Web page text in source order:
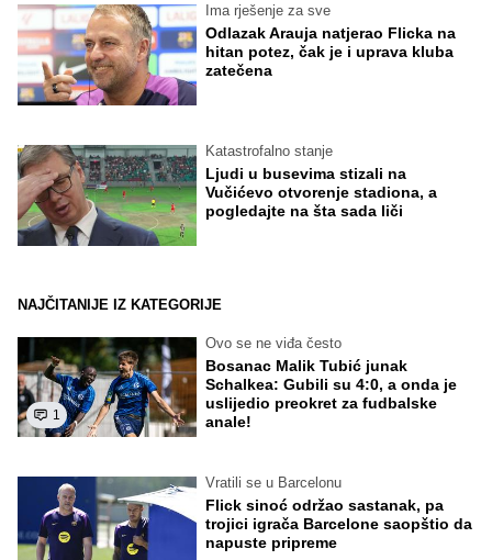
Ima rješenje za sve
Odlazak Arauja natjerao Flicka na
hitan potez, čak je i uprava kluba
zatečena
Katastrofalno stanje
Ljudi u busevima stizali na
Vučićevo otvorenje stadiona, a
pogledajte na šta sada liči
NAJČITANIJE IZ KATEGORIJE
1
Ovo se ne viđa često
Bosanac Malik Tubić junak
Schalkea: Gubili su 4:0, a onda je
uslijedio preokret za fudbalske
anale!
Vratili se u Barcelonu
Flick sinoć održao sastanak, pa
trojici igrača Barcelone saopštio da
napuste pripreme